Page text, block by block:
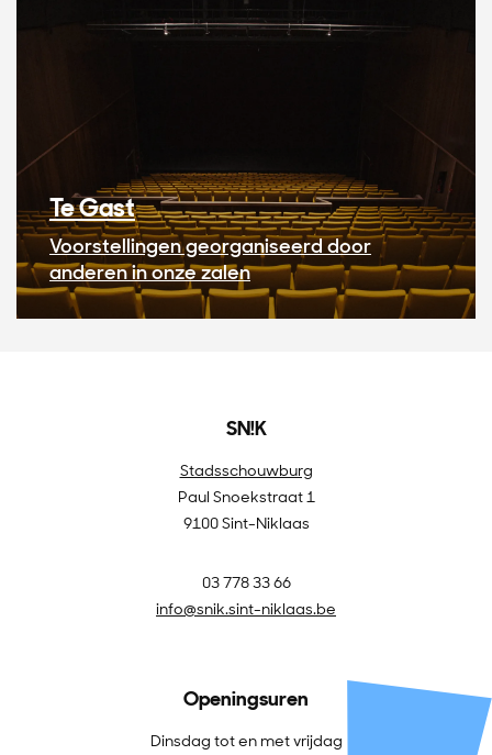
Te Gast
Voorstellingen georganiseerd door
anderen in onze zalen
SN!K
Stadsschouwburg
Paul Snoekstraat 1
9100 Sint-Niklaas
03 778 33 66
info@snik.sint-niklaas.be
Openingsuren
Dinsdag tot en met vrijdag